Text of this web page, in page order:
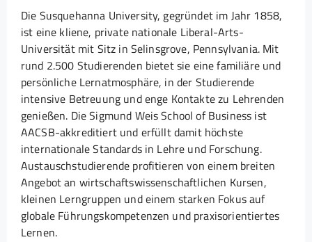
Die Susquehanna University, gegründet im Jahr 1858,
ist eine kliene, private nationale Liberal-Arts-
Universität mit Sitz in Selinsgrove, Pennsylvania. Mit
rund 2.500 Studierenden bietet sie eine familiäre und
persönliche Lernatmosphäre, in der Studierende
intensive Betreuung und enge Kontakte zu Lehrenden
genießen. Die Sigmund Weis School of Business ist
AACSB-akkreditiert und erfüllt damit höchste
internationale Standards in Lehre und Forschung.
Austauschstudierende profitieren von einem breiten
Angebot an wirtschaftswissenschaftlichen Kursen,
kleinen Lerngruppen und einem starken Fokus auf
globale Führungskompetenzen und praxisorientiertes
Lernen.